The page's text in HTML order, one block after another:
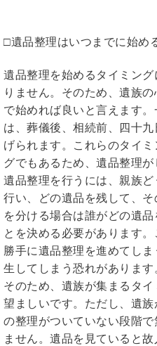
□遺品整理はいつまでに始め
遺品整理を始めるタイミン
りません。そのため、遺族
で始めれば良いと言えます
は、葬儀後、相続前、四十
げられます。これらのタイ
グでもあるため、遺品整理が
遺品整理を行うには、親族
行い、どの遺品を残して、
を分ける場合は誰がどの遺
とを決める必要があります
勝手に遺品整理を進めてし
生してしまう恐れがあります
そのため、遺族が集まるタ
望ましいです。ただし、遺
の整理がついていない段階
ません。遺品を見ていると